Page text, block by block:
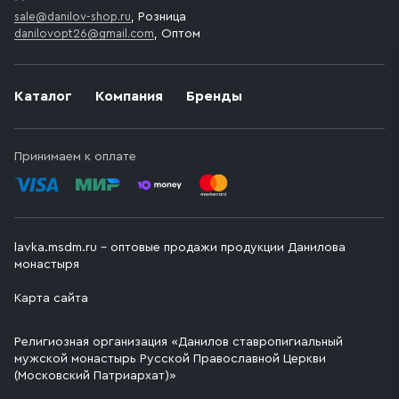
Каталог Компания Бренды
Принимаем к оплате
sale@danilov-shop.ru, Розница
danilovopt26@gmail.com, Оптом
lavka.msdm.ru – оптовые продажи продукции Данилова
монастыря
Карта сайта
Религиозная организация «Данилов ставропигиальный
мужской монастырь Русской Православной Церкви
(Московский Патриархат)»